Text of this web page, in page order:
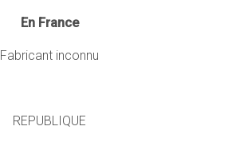
En France
Fabricant inconnu
REPUBLIQUE